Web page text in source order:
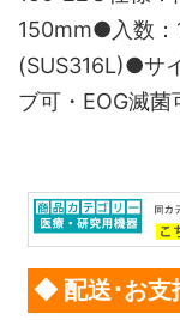
150mm●入数：
(SUS316L)●サ
ブ可・EOG滅菌